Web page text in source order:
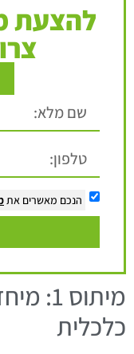
להצעת
הנכם מאשרים את
כלכלית